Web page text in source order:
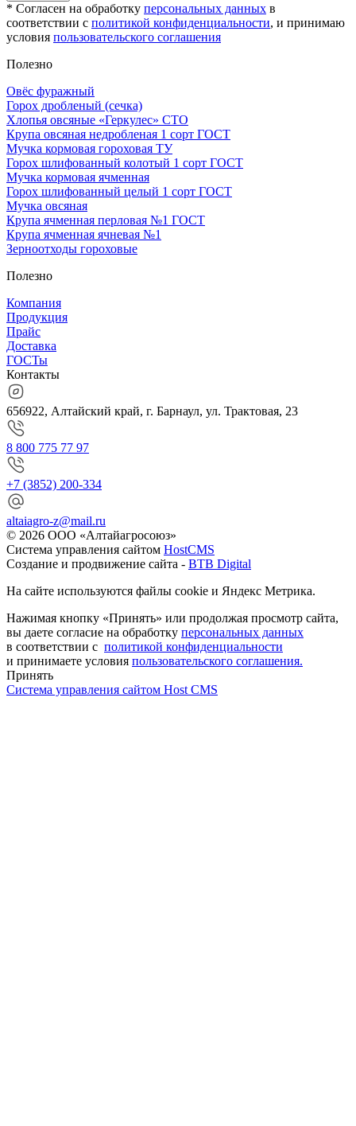
* Согласен на обработку персональных данных в
соответствии с политикой конфиденциальности, и принимаю
условия пользовательского соглашения
Полезно
Овёс фуражный
Горох дробленый (сечка)
Хлопья овсяные «Геркулес» СТО
Крупа овсяная недробленая 1 сорт ГОСТ
Мучка кормовая гороховая ТУ
Горох шлифованный колотый 1 сорт ГОСТ
Мучка кормовая ячменная
Горох шлифованный целый 1 сорт ГОСТ
Мучка овсяная
Крупа ячменная перловая №1 ГОСТ
Крупа ячменная ячневая №1
Зерноотходы гороховые
Полезно
Компания
Продукция
Прайс
Доставка
ГОСТы
Контакты
656922, Алтайский край, г. Барнаул, ул. Трактовая, 23
8 800 775 77 97
+7 (3852) 200-334
altaiagro-z@mail.ru
© 2026 ООО «Алтайагросоюз»
Система управления сайтом HostCMS
Создание и продвижение сайта - BTB Digital
На сайте используются файлы cookie и Яндекс Метрика.
Нажимая кнопку «Принять» или продолжая просмотр сайта,
вы даете согласие на обработку персональных данных
в соответствии с политикой конфиденциальности
и принимаете условия пользовательского соглашения.
Принять
Система управления сайтом Host CMS